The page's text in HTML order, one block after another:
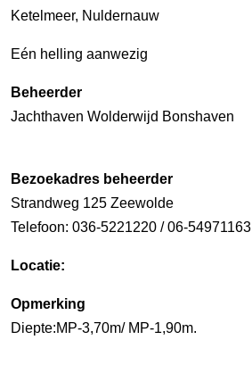
Ketelmeer, Nuldernauw
Eén helling aanwezig
Beheerder
Jachthaven Wolderwijd Bonshaven
Bezoekadres beheerder
Strandweg 125 Zeewolde
Telefoon: 036-5221220 / 06-54971163
Locatie:
Opmerking
Diepte:MP-3,70m/ MP-1,90m.